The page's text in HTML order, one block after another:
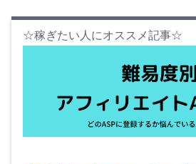
☆稼ぎたい人にオススメ記事☆